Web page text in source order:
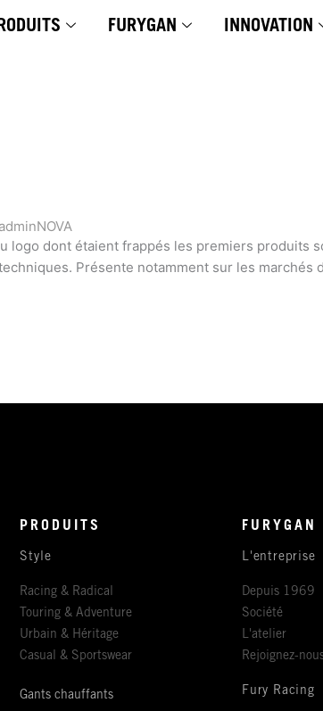
FURYGAN INNOVATION
adminNOVA
du logo dont étaient frappés les premiers
Présente notamment sur les marchés
PRODUITS
Style
Racing & Radical
Touring & Adventure
Urbain & Héritage
Casual & Sportswear
Gants chauffants
FURYGAN
L'entreprise
Depuis 1969
Société
L'atelier
Rejoignez-
Fury Racing